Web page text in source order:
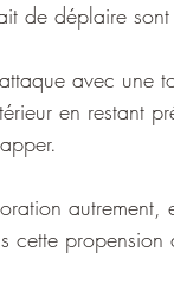
de déplaire
avec une
en restant
cette